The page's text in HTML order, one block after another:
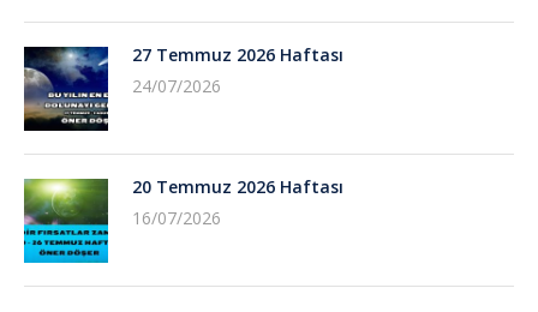
27 Temmuz 2026 Haftası
24/07/2026
20 Temmuz 2026 Haftası
16/07/2026